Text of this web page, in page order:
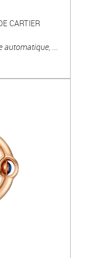
CARTIER
automatique, ...